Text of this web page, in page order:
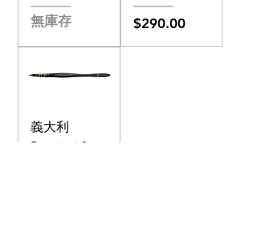
無庫存 價格
$290.00
義大利
Borciani &